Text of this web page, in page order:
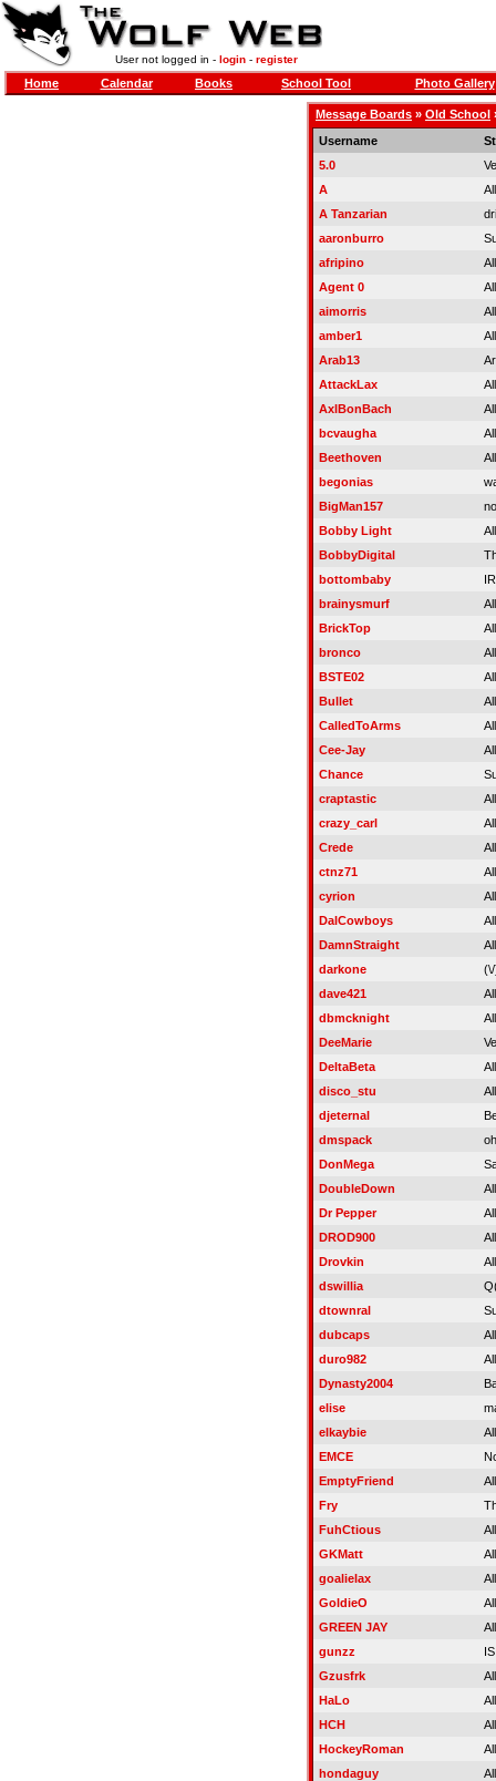
User not logged in - login- register
Home Calendar Books School Tool Photo Gallery
Message Boards » Old School
Username
5.0
A
A Tanzarian
aaronburro
afripino
Agent 0
aimorris
amber1
Arab13
AttackLax
AxlBonBach
bcvaugha
Beethoven
begonias
BigMan157
Bobby Light
BobbyDigital
bottombaby
brainysmurf
BrickTop
bronco
BSTE02
Bullet
CalledToArms
Cee-Jay
Chance
craptastic
crazy_carl
Crede
ctnz71
cyrion
DalCowboys
DamnStraight
darkone
dave421
dbmcknight
DeeMarie
DeltaBeta
disco_stu
djeternal
dmspack
DonMega
DoubleDown
Dr Pepper
DROD900
Drovkin
dswillia
dtownral
dubcaps
duro982
Dynasty2004
elise
elkaybie
EMCE
EmptyFriend
Fry
FuhCtious
GKMatt
goalielax
GoldieO
GREEN JAY
gunzz
Gzusfrk
HaLo
HCH
HockeyRoman
hondaguy